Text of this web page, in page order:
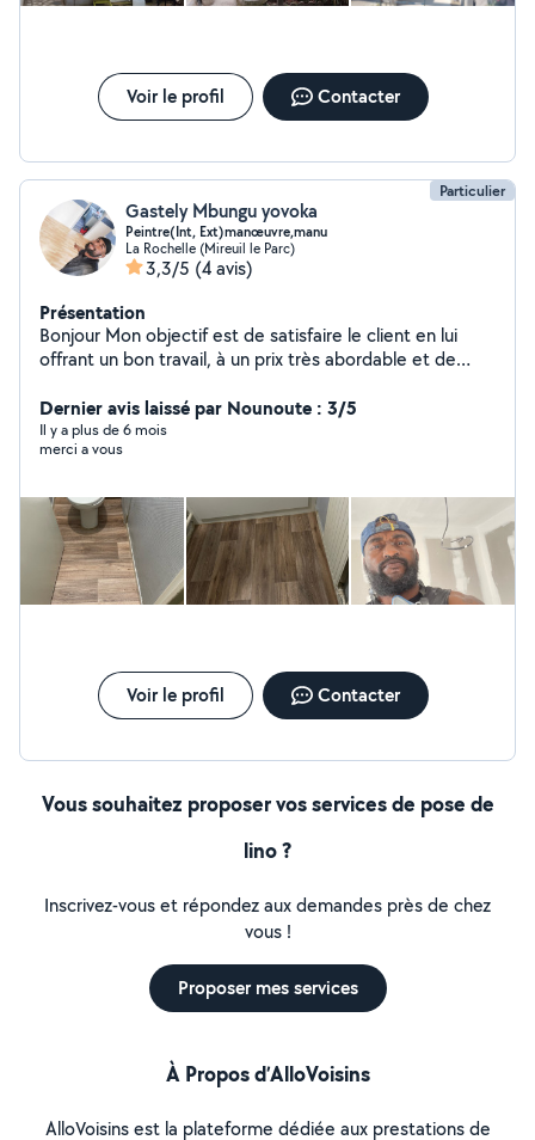
Voir le profil Contacter
Particulier
Gastely Mbungu yovoka
Peintre(Int, Ext)manœuvre,manu
La Rochelle (Mireuil le Parc)
3,3/5 (4 avis)
Présentation
Bonjour Mon objectif est de satisfaire le client en lui
offrant un bon travail, à un prix très abordable et de
service de rénovation ou neuf, je suis disponible pour
vous et n'hésitez pas de me contacter. Je travaille dans:
Peinture en bâtiment (Int-Ext) murs et plafon Pose le
papiers peint le sens d'adaptation me rend très
disponible pour faire aussi le manoeuvre et la
manutention dans tout le secteur, RESTAURATION,
BTP...
Dernier avis laissé par Nounoute : 3/5
Il y a plus de 6 mois
merci a vous
Voir le profil Contacter
Vous souhaitez proposer vos services de pose de
lino ?
Inscrivez-vous et répondez aux demandes près de chez
vous !
Proposer mes services
À Propos d’AlloVoisins
AlloVoisins est la plateforme dédiée aux prestations de